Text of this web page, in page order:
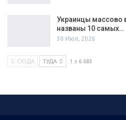
Украинцы массово
названы 10 самых…
30 Июл, 2026
СЮДА ТУДА 1 з 6 683